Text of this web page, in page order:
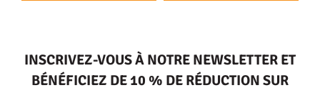
INSCRIVEZ-VOUS À NOTRE NEWSLETTER ET
BÉNÉFICIEZ DE 10 % DE RÉDUCTION SUR